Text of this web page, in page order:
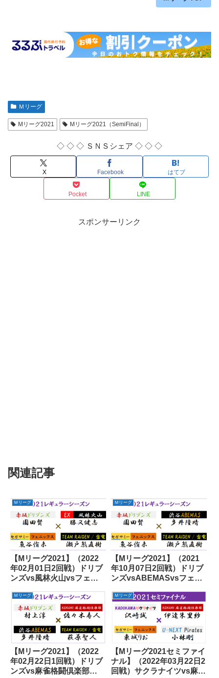
Ｍリーグ
Mリーグ2021 Mリーグ2021（SemiFinal）
◇ ◇ ◇ ＳＮＳシェア ◇ ◇ ◇
X Facebook はてブ
Pocket LINE
スポンサーリンク
関連記事
Ｍリーグ
【Mリーグ2021】（2022
年02月01日2回戦）ドリブ
ンズvs風林火山vsフェニ
Ｍリーグ
【Mリーグ2021】（2021
年10月07日2回戦）ドリブ
ンズvsABEMASvsフェニ
Ｍリーグ
【Mリーグ2021】（2022
年02月22日1回戦）ドリブ
ンズvs麻雀格闘倶楽部
Ｍリーグ
【Mリーグ2021セミファイ
ナル】（2022年03月22日2
回戦）サクラナイツvs麻雀